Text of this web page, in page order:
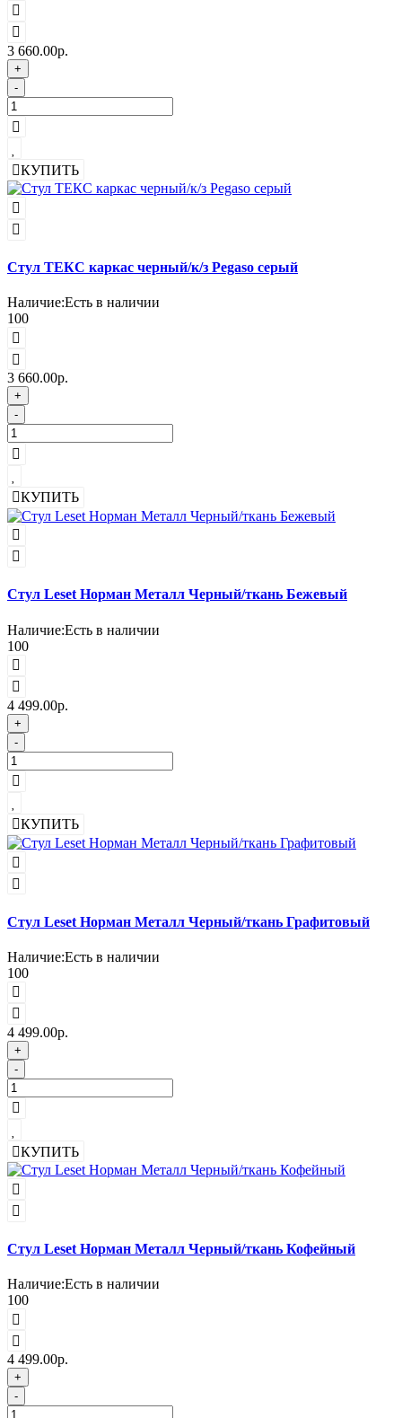
3 660.00р.
+
-
КУПИТЬ
Стул ТЕКС каркас черный/к/з Pegaso серый
Наличие:Есть в наличии
100
3 660.00р.
+
-
КУПИТЬ
Стул Leset Норман Металл Черный/ткань Бежевый
Наличие:Есть в наличии
100
4 499.00р.
+
-
КУПИТЬ
Стул Leset Норман Металл Черный/ткань Графитовый
Наличие:Есть в наличии
100
4 499.00р.
+
-
КУПИТЬ
Стул Leset Норман Металл Черный/ткань Кофейный
Наличие:Есть в наличии
100
4 499.00р.
+
-